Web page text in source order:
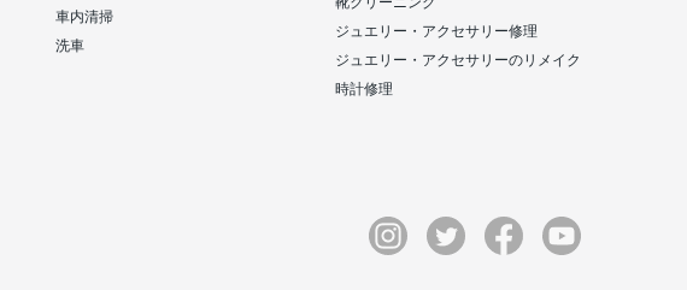
車内清掃
洗車
ジュエリー・アクセサリー修理
ジュエリー・アクセサリーのリメイク
時計修理